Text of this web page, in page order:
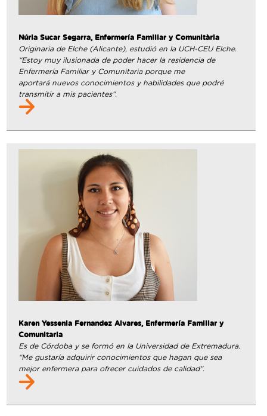
Núria Sucar Segarra, Enfermería Familiar y Comunitària
Originaria de Elche (Alicante), estudió en la UCH-CEU Elche.
“Estoy muy ilusionada de poder hacer la residencia de
Enfermería Familiar y Comunitaria porque me
aportará nuevos conocimientos y habilidades que podré
transmitir a mis pacientes”.
Karen Yessenia Fernandez Alvares, Enfermería Familiar y
Comunitaria
Es de Córdoba y se formó en la Universidad de Extremadura.
“Me gustaría adquirir conocimientos que hagan que sea
mejor enfermera para ofrecer cuidados de calidad”.